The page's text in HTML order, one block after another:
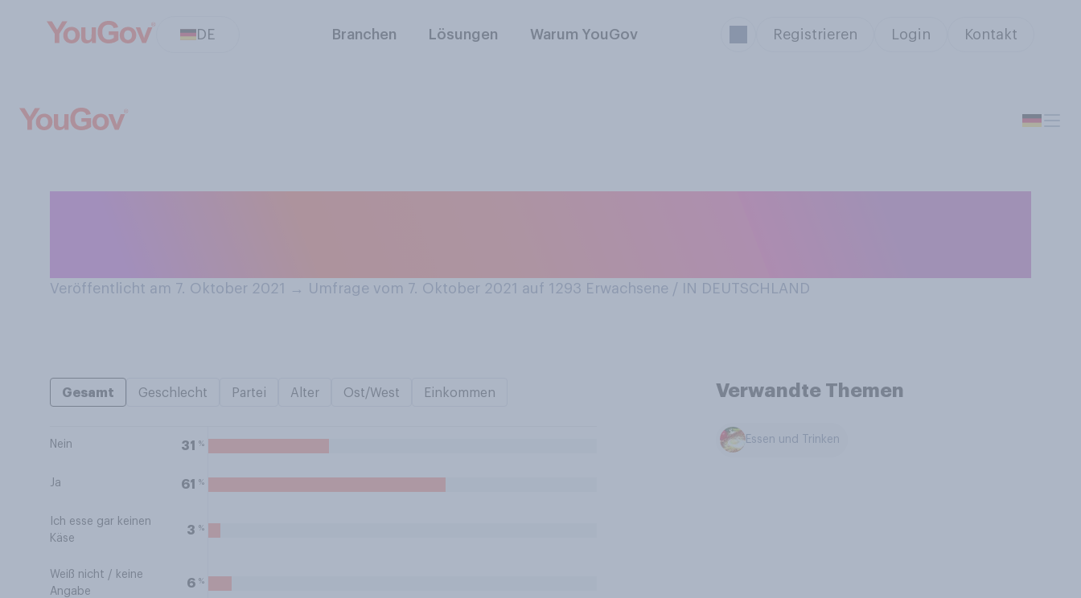
DE Branchen Lösungen Warum YouGov Registrieren Login Kontakt
Veröffentlicht am 7. Oktober 2021 → Umfrage vom 7. Oktober 2021 auf 1293 Erwachsene / IN DEUTSCHLAND
Gesamt Geschlecht Partei Alter Ost/West Einkommen
Nein 31 %
Ja 61 %
Ich esse gar keinen
Käse
3 %
Weiß nicht / keine
Angabe
6 %
Verwandte Themen
Essen und Trinken